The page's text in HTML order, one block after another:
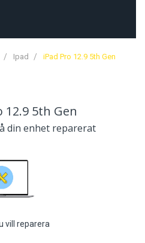
Ipad iPad Pro 12.9 5th Gen
12.9 5th Gen
din enhet reparerat
vill reparera